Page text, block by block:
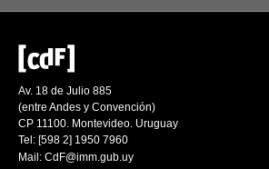
Av. 18 de Julio 885
(entre Andes y Convención)
CP 11100. Montevideo. Uruguay
Tel: [598 2] 1950 7960
Mail: CdF@imm.gub.uy